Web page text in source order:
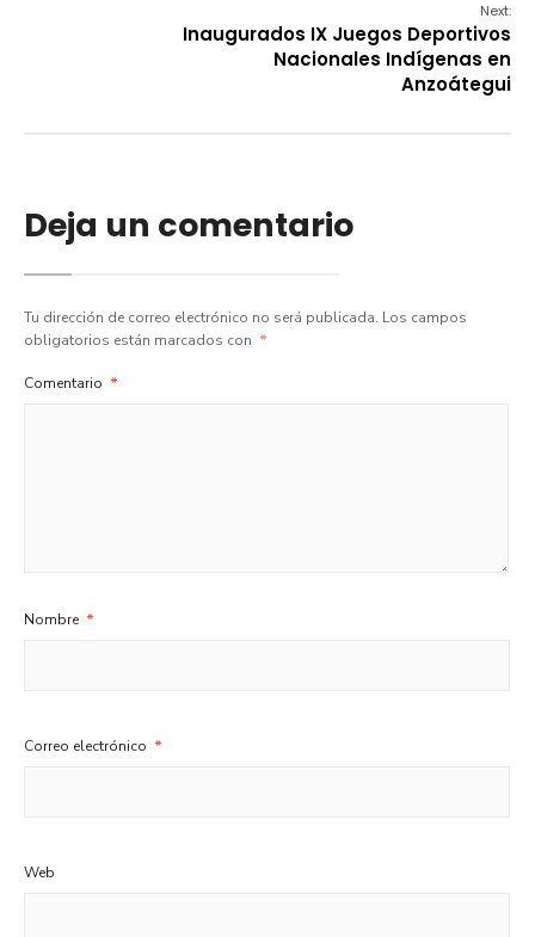
Next:
Inaugurados IX Juegos Deportivos
Nacionales Indígenas en
Anzoátegui
Deja un comentario
Tu dirección de correo electrónico no será publicada. Los campos
obligatorios están marcados con *
Comentario *
Nombre *
Correo electrónico *
Web